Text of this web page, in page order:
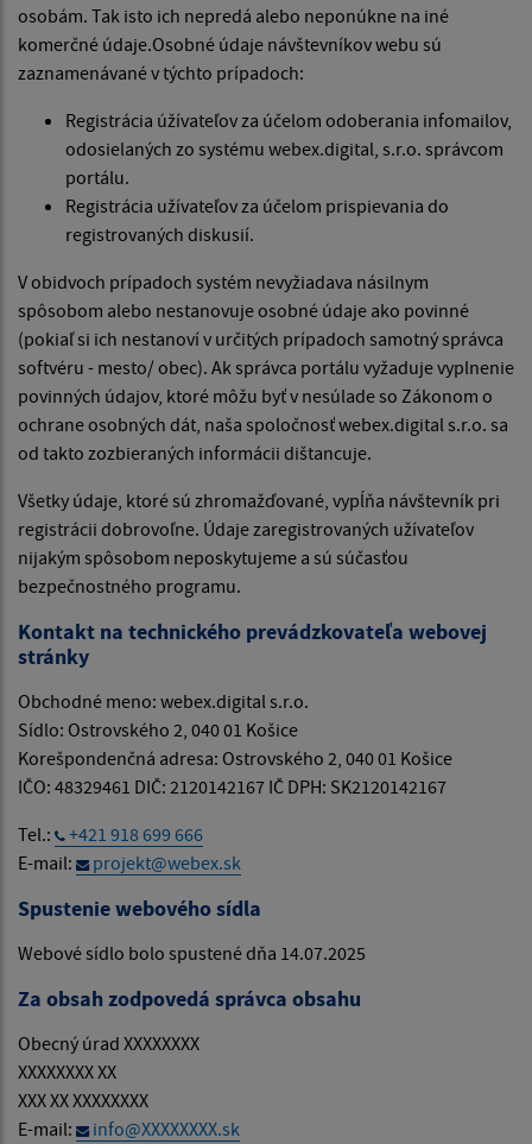
osobám. Tak isto ich nepredá alebo neponúkne na iné
komerčné údaje.Osobné údaje návštevníkov webu sú
zaznamenávané v týchto prípadoch:
Registrácia úžívateľov za účelom odoberania infomailov,
odosielaných zo systému webex.digital, s.r.o. správcom
portálu.
Registrácia užívateľov za účelom prispievania do
registrovaných diskusií.
V obidvoch prípadoch systém nevyžiadava násilnym
spôsobom alebo nestanovuje osobné údaje ako povinné
(pokiaľ si ich nestanoví v určitých prípadoch samotný správca
softvéru - mesto/ obec). Ak správca portálu vyžaduje vyplnenie
povinných údajov, ktoré môžu byť v nesúlade so Zákonom o
ochrane osobných dát, naša spoločnosť webex.digital s.r.o. sa
od takto zozbieraných informácii dištancuje.
Všetky údaje, ktoré sú zhromažďované, vypĺňa návštevník pri
registrácii dobrovoľne. Údaje zaregistrovaných užívateľov
nijakým spôsobom neposkytujeme a sú súčasťou
bezpečnostného programu.
Kontakt na technického prevádzkovateľa webovej
stránky
Obchodné meno: webex.digital s.r.o.
Sídlo: Ostrovského 2, 040 01 Košice
Korešpondenčná adresa: Ostrovského 2, 040 01 Košice
IČO: 48329461 DIČ: 2120142167 IČ DPH: SK2120142167
Tel.:
+421 918 699 666
E-mail:
projekt@webex.sk
Spustenie webového sídla
Webové sídlo bolo spustené dňa 14.07.2025
Za obsah zodpovedá správca obsahu
Obecný úrad XXXXXXXX
XXXXXXXX XX
XXX XX XXXXXXXX
E-mail:
info@XXXXXXXX.sk